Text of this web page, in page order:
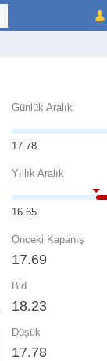
Günlük Aralık
17.78
Yıllık Aralık
16.65
Önceki Kapanış
17.69
Bid
18.23
Düşük
17.78